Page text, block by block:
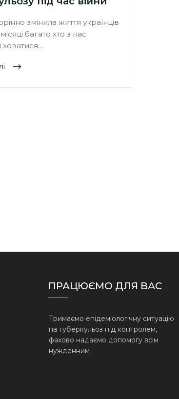
змінила життя українців
багато хто з нас
ПРАЦЮЄМО ДЛЯ ВАС
Тримаємо епідеміологічну ситуацію
на туберкульоз під контролем,
фахово надаємо допомогу всім
нужденним